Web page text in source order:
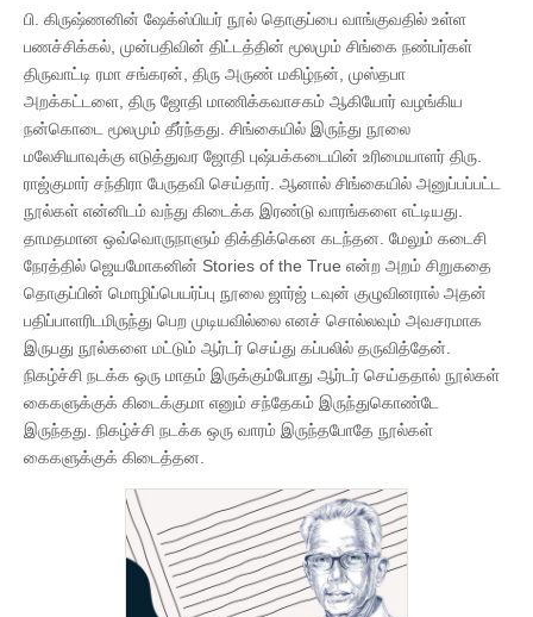
பி. கிருஷ்ணனின் ஷேக்ஸ்பியர் நூல் தொகுப்பை வாங்குவதில் உள்ள
பணச்சிக்கல், முன்பதிவின் திட்டத்தின் மூலமும் சிங்கை நண்பர்கள்
திருவாட்டி ரமா சங்கரன், திரு அருண் மகிழ்நன், முஸ்தபா
அறக்கட்டளை, திரு ஜோதி மாணிக்கவாசகம் ஆகியோர் வழங்கிய
நன்கொடை மூலமும் தீர்ந்தது. சிங்கையில் இருந்து நூலை
மலேசியாவுக்கு எடுத்துவர ஜோதி புஷ்பக்கடையின் உரிமையாளர் திரு.
ராஜ்குமார் சந்திரா பேருதவி செய்தார். ஆனால் சிங்கையில் அனுப்பப்பட்ட
நூல்கள் என்னிடம் வந்து கிடைக்க இரண்டு வாரங்களை எட்டியது.
தாமதமான ஒவ்வொருநாளும் திக்திக்கென கடந்தன. மேலும் கடைசி
நேரத்தில் ஜெயமோகனின் Stories of the True என்ற அறம் சிறுகதை
தொகுப்பின் மொழிப்பெயர்ப்பு நூலை ஜார்ஜ் டவுன் குழுவினரால் அதன்
பதிப்பாளரிடமிருந்து பெற முடியவில்லை எனச் சொல்லவும் அவசரமாக
இருபது நூல்களை மட்டும் ஆர்டர் செய்து கப்பலில் தருவித்தேன்.
நிகழ்ச்சி நடக்க ஒரு மாதம் இருக்கும்போது ஆர்டர் செய்ததால் நூல்கள்
கைகளுக்குக் கிடைக்குமா எனும் சந்தேகம் இருந்துகொண்டே
இருந்தது. நிகழ்ச்சி நடக்க ஒரு வாரம் இருந்தபோதே நூல்கள்
கைகளுக்குக் கிடைத்தன.